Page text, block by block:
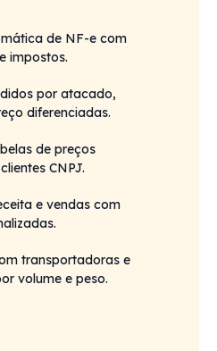
de NF-e com
impostos.
por atacado,
diferenciadas.
de preços
CNPJ.
e vendas com
transportadoras e
volume e peso.